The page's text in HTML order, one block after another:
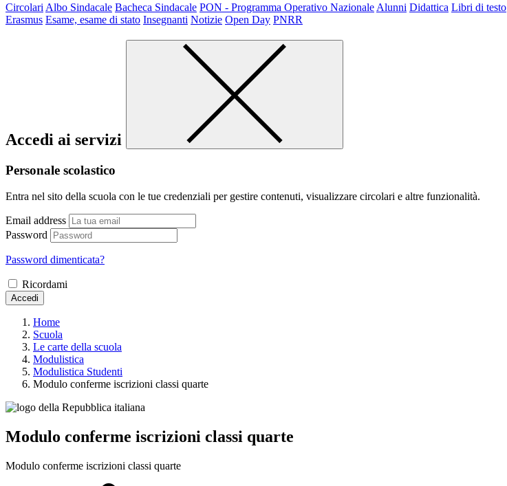
Circolari Albo Sindacale Bacheca Sindacale PON - Programma Operativo Nazionale Alunni Didattica Libri di testo
Erasmus Esame, esame di stato Insegnanti Notizie Open Day PNRR
Accedi ai servizi
Personale scolastico
Entra nel sito della scuola con le tue credenziali per gestire contenuti, visualizzare circolari e altre funzionalità.
Email address
Password
Password dimenticata?
Ricordami
Accedi
Home
Scuola
Le carte della scuola
Modulistica
Modulistica Studenti
Modulo conferme iscrizioni classi quarte
Modulo conferme iscrizioni classi quarte
Modulo conferme iscrizioni classi quarte